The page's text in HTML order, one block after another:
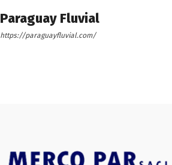
Paraguay Fluvial
https://paraguayfluvial.com/